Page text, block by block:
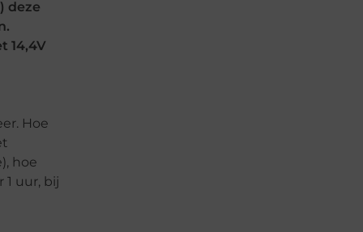
deze
14,4V
Hoe
hoe
uur, bij